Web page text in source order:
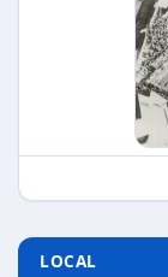
LOCAL